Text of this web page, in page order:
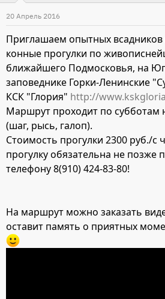
е
м
ч
20 Апрель 2016
Приглашаем опытных всадников
конные прогулки по
ближайшего Подмосковья, на
заповеднике Горки-Ленинские
КСК "Глория" http://
Маршрут проходит по субботам
(шаг, рысь, галоп).
Стоимость прогулки 2300 руб./с
прогулку обязательна не позже
телефону 8(910) 424-83-80!
На маршрут можно заказать
оставит память о приятных